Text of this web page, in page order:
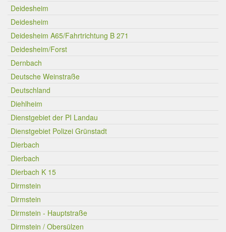
Deidesheim
Deidesheim
Deidesheim A65/Fahrtrichtung B 271
Deidesheim/Forst
Dernbach
Deutsche Weinstraße
Deutschland
Diehlheim
Dienstgebiet der PI Landau
Dienstgebiet Polizei Grünstadt
Dierbach
Dierbach
Dierbach K 15
Dirmstein
Dirmstein
Dirmstein - Hauptstraße
Dirmstein / Obersülzen